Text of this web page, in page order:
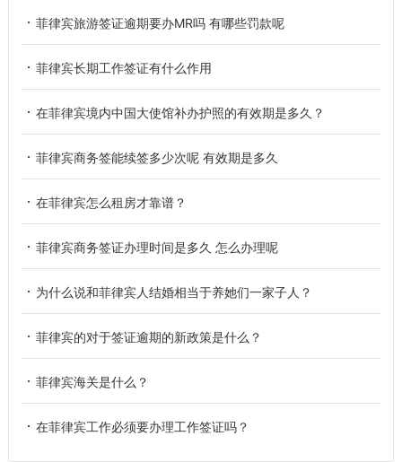
菲律宾旅游签证逾期要办MR吗 有哪些罚款呢
菲律宾长期工作签证有什么作用
在菲律宾境内中国大使馆补办护照的有效期是多久？
菲律宾商务签能续签多少次呢 有效期是多久
在菲律宾怎么租房才靠谱？
菲律宾商务签证办理时间是多久 怎么办理呢
为什么说和菲律宾人结婚相当于养她们一家子人？
菲律宾的对于签证逾期的新政策是什么？
菲律宾海关是什么？
在菲律宾工作必须要办理工作签证吗？